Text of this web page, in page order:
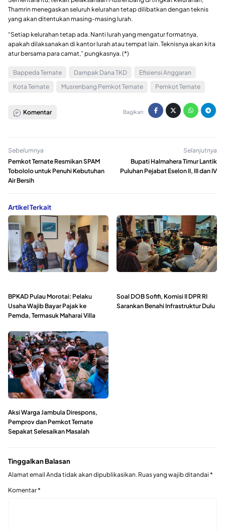
Thamrin menegaskan seluruh kelurahan tetap dilibatkan dengan teknis
yang akan ditentukan masing-masing lurah.
“Setiap kelurahan tetap ada. Nanti lurah yang mengatur formatnya,
apakah dilaksanakan di kantor lurah atau tempat lain. Teknisnya akan kita
atur bersama para camat,” pungkasnya. (*)
Bappeda Ternate Dampak Dana TKD
Efisiensi Anggaran
Kota Ternate
Musrenbang Pemkot Ternate Pemkot Ternate
Komentar Bagikan:
Sebelumnya
Pemkot Ternate Resmikan SPAM
Tobololo untuk Penuhi Kebutuhan
Air Bersih
Selanjutnya
Bupati Halmahera Timur Lantik
Puluhan Pejabat Eselon II, III dan IV
Artikel Terkait
BPKAD Pulau Morotai: Pelaku
Usaha Wajib Bayar Pajak ke
Pemda, Termasuk Maharai Villa
Soal DOB Sofifi, Komisi II DPR RI
Sarankan Benahi Infrastruktur Dulu
Aksi Warga Jambula Direspons,
Pemprov dan Pemkot Ternate
Sepakat Selesaikan Masalah
Tinggalkan Balasan
Alamat email Anda tidak akan dipublikasikan. Ruas yang wajib ditandai *
Komentar*